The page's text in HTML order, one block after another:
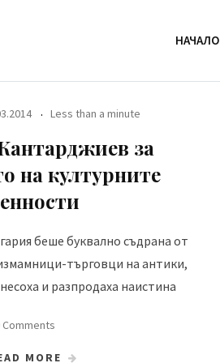
НАЧАЛО
Less than a minute
за
на културните
беше буквално съдрана от
търговци на антики,
и разпродаха наистина
Comments
MORE